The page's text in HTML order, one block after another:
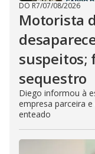
DO R7/07/08/2026
Motorista
suspeitos;
sequestro
Diego informou à
empresa parceira
enteado